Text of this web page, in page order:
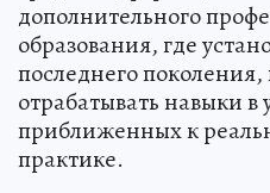
дополнительного
образования, где
последнего
отрабатывать навыки
приближенных к
практике.